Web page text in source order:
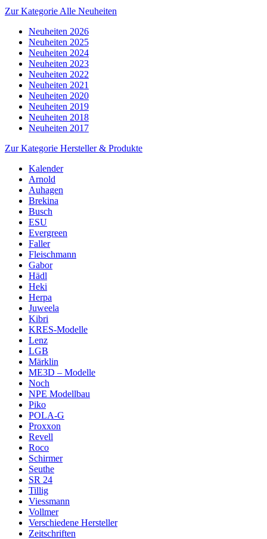
Zur Kategorie Alle Neuheiten
Neuheiten 2026
Neuheiten 2025
Neuheiten 2024
Neuheiten 2023
Neuheiten 2022
Neuheiten 2021
Neuheiten 2020
Neuheiten 2019
Neuheiten 2018
Neuheiten 2017
Zur Kategorie Hersteller & Produkte
Kalender
Arnold
Auhagen
Brekina
Busch
ESU
Evergreen
Faller
Fleischmann
Gabor
Hädl
Heki
Herpa
Juweela
Kibri
KRES-Modelle
Lenz
LGB
Märklin
ME3D – Modelle
Noch
NPE Modellbau
Piko
POLA-G
Proxxon
Revell
Roco
Schirmer
Seuthe
SR 24
Tillig
Viessmann
Vollmer
Verschiedene Hersteller
Zeitschriften